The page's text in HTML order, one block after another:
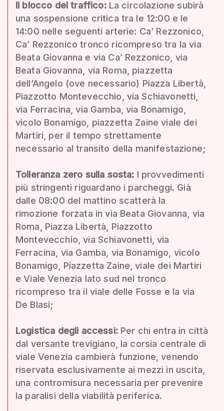
Il blocco del traffico:La circolazione subirà
una sospensione critica tra le 12:00 e le
14:00 nelle seguenti arterie: Ca’ Rezzonico,
Ca’ Rezzonico tronco ricompreso tra la via
Beata Giovanna e via Ca’ Rezzonico, via
Beata Giovanna, via Roma, piazzetta
dell’Angelo (ove necessario) Piazza Libertà,
Piazzotto Montevecchio, via Schiavonetti,
via Ferracina, via Gamba, via Bonamigo,
vicolo Bonamigo, piazzetta Zaine viale dei
Martiri, per il tempo strettamente
necessario al transito della manifestazione;
Tolleranza zero sulla sosta: I provvedimenti
più stringenti riguardano i parcheggi. Già
dalle 08:00 del mattino scatterà la
rimozione forzata in via Beata Giovanna, via
Roma, Piazza Libertà, Piazzotto
Montevecchio, via Schiavonetti, via
Ferracina, via Gamba, via Bonamigo, vicolo
Bonamigo, Piazzetta Zaine, viale dei Martiri
e Viale Venezia lato sud nel tronco
ricompreso tra il viale delle Fosse e la via
De Blasi;
Logistica degli accessi:Per chi entra in città
dal versante trevigiano, la corsia centrale di
viale Venezia cambierà funzione, venendo
riservata esclusivamente ai mezzi in uscita,
una contromisura necessaria per prevenire
la paralisi della viabilità periferica.